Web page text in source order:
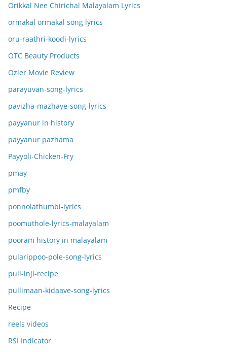
Orikkal Nee Chirichal Malayalam Lyrics
ormakal ormakal song lyrics
oru-raathri-koodi-lyrics
OTC Beauty Products
Ozler Movie Review
parayuvan-song-lyrics
pavizha-mazhaye-song-lyrics
payyanur in history
payyanur pazhama
Payyoli-Chicken-Fry
pmay
pmfby
ponnolathumbi-lyrics
poomuthole-lyrics-malayalam
pooram history in malayalam
pularippoo-pole-song-lyrics
puli-inji-recipe
pullimaan-kidaave-song-lyrics
Recipe
reels videos
RSI Indicator